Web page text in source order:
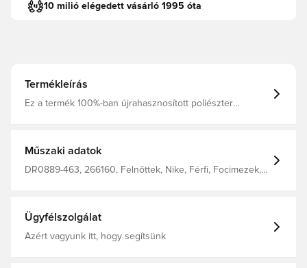
10 milió elégedett vásárló 1995 óta
Termékleírás
Ez a termék 100%-ban újrahasznosított poliészter
Műszaki adatok
DR0889-463, 266160, Felnőttek, Nike, Férfi, Focimezek,
Ügyfélszolgálat
Azért vagyunk itt, hogy segítsünk